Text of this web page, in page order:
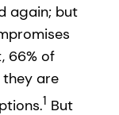
again; but
66% of
are
1 But